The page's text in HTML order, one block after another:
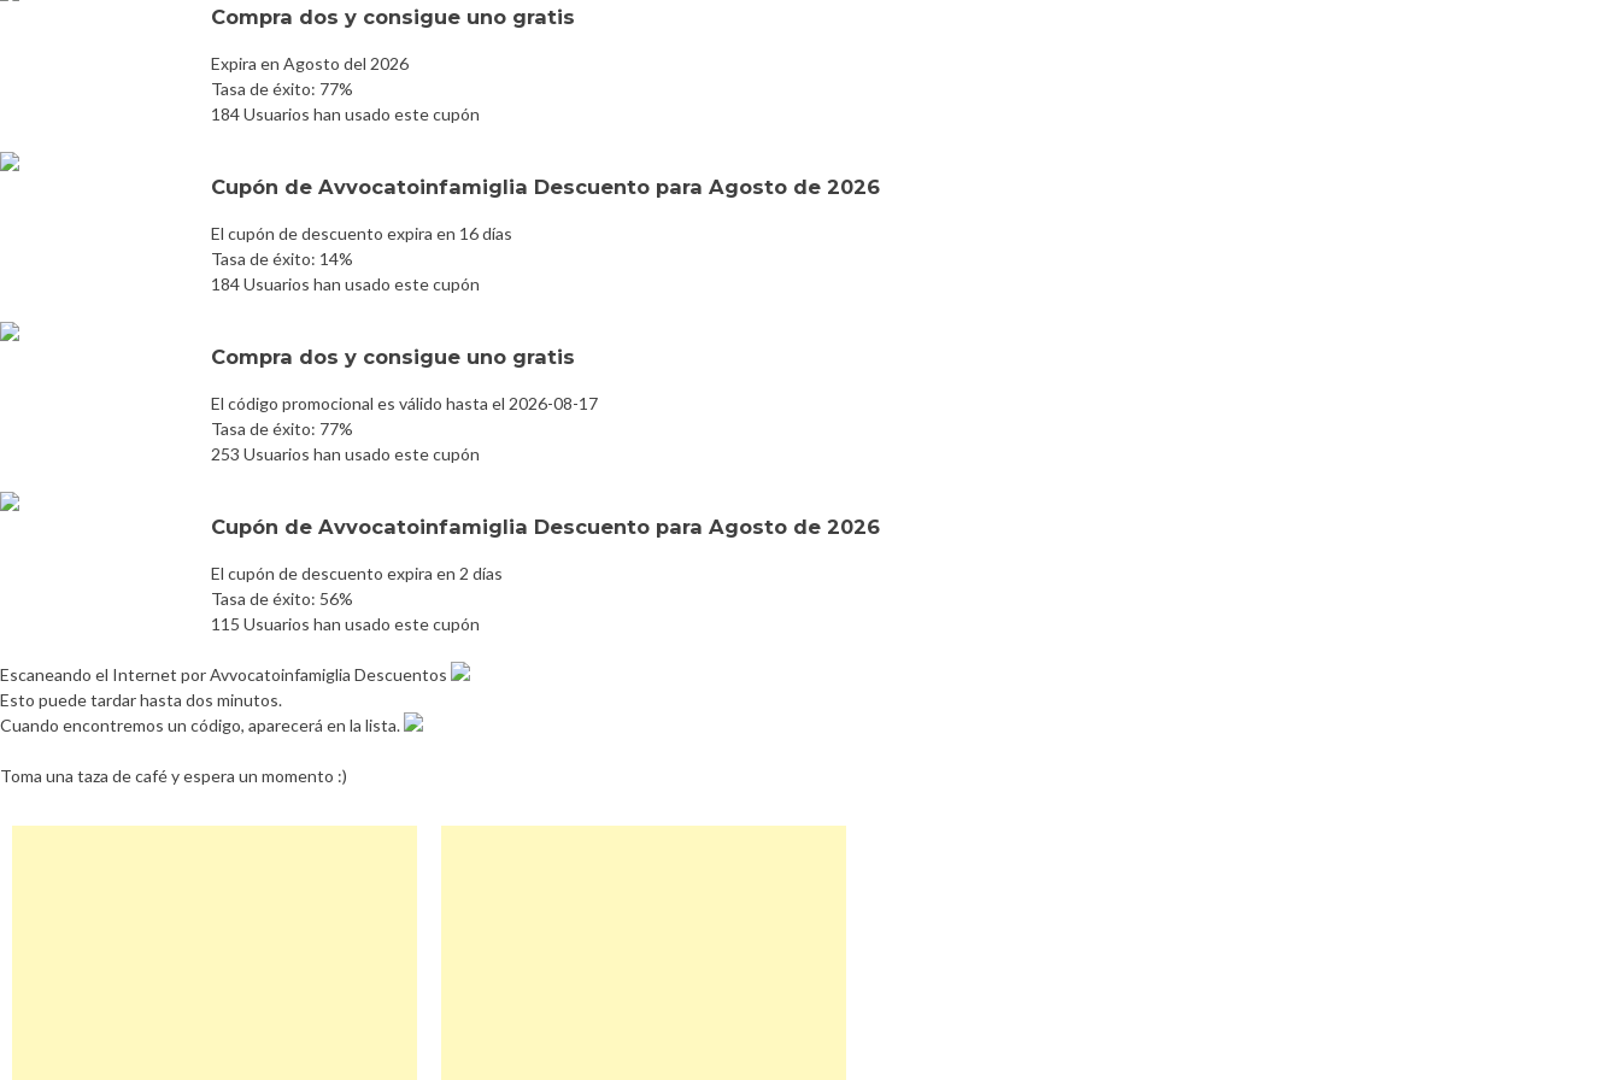
Compra dos y consigue uno gratis
Expira en Agosto del 2026
Tasa de éxito: 77%
184 Usuarios han usado este cupón
Cupón de Avvocatoinfamiglia Descuento para Agosto de 2026
El cupón de descuento expira en 16 días
Tasa de éxito: 14%
184 Usuarios han usado este cupón
Compra dos y consigue uno gratis
El código promocional es válido hasta el 2026-08-17
Tasa de éxito: 77%
253 Usuarios han usado este cupón
Cupón de Avvocatoinfamiglia Descuento para Agosto de 2026
El cupón de descuento expira en 2 días
Tasa de éxito: 56%
115 Usuarios han usado este cupón
Escaneando el Internet por Avvocatoinfamiglia Descuentos
Esto puede tardar hasta dos minutos.
Cuando encontremos un código, aparecerá en la lista.
Toma una taza de café y espera un momento :)